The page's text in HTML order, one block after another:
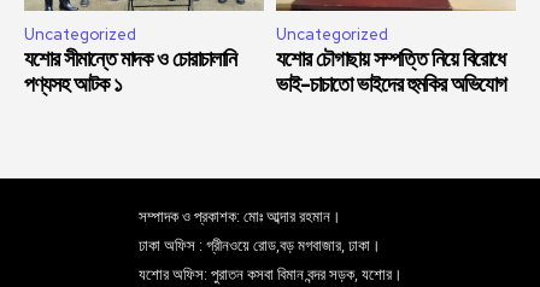
Uncategorized
যশোর সীমান্তে মাদক ও চোরাচালানি
পণ্যসহ আটক ১
Uncategorized
যশোর চৌগাছায় সম্পত্তি নিয়ে বিরোধে
ভাই-চাচাতো ভাইদের হুমকির অভিযোগ
সম্পাদক ও প্রকাশক: মোঃ আব্দার রহমান।
ঢাকা অফিস : গ্রীনওয়ে রোড,বড় মগবাজার, ঢাকা।
যশোর অফিস: পুরাতন কসবা বিমান বন্দর সড়ক, যশোর।